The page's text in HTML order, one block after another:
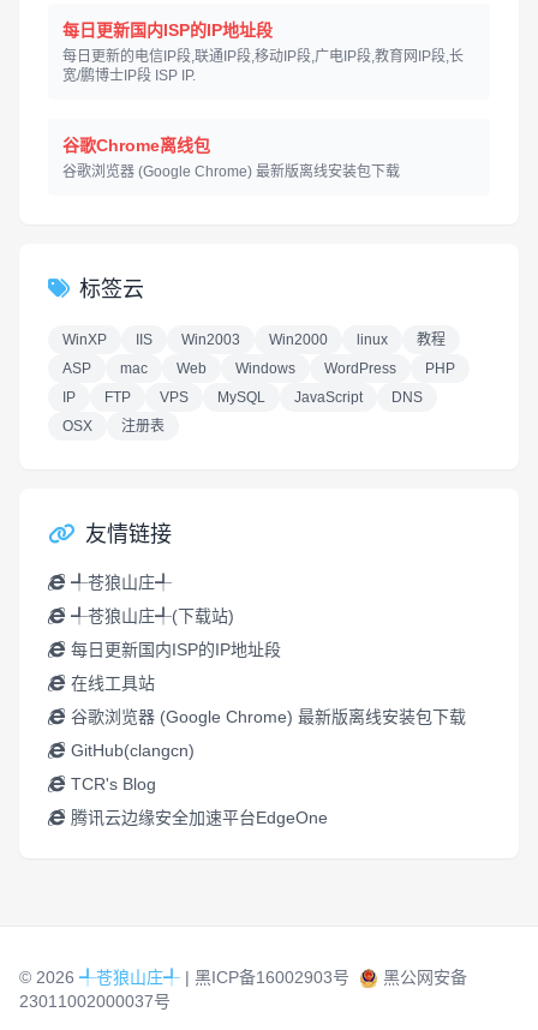
每日更新国内ISP的IP地址段
每日更新的电信IP段,联通IP段,移动IP段,广电IP段,教育网IP段,长
宽/鹏博士IP段 ISP IP.
谷歌Chrome离线包
谷歌浏览器 (Google Chrome) 最新版离线安装包下载
标签云
WinXP IIS Win2003 Win2000 linux
教程
ASP
mac Web Windows WordPress
PHP
IP
FTP VPS MySQL JavaScript
DNS
OSX
注册表
友情链接
╃苍狼山庄╃
╃苍狼山庄╃(下载站)
每日更新国内ISP的IP地址段
在线工具站
谷歌浏览器 (Google Chrome) 最新版离线安装包下载
GitHub(clangcn)
TCR's Blog
腾讯云边缘安全加速平台EdgeOne
© 2026 ╃苍狼山庄╃ | 黑ICP备16002903号
黑公网安备
23011002000037号